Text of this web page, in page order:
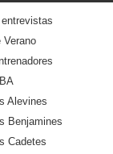
Verano
Alevines
Benjamines
Cadetes